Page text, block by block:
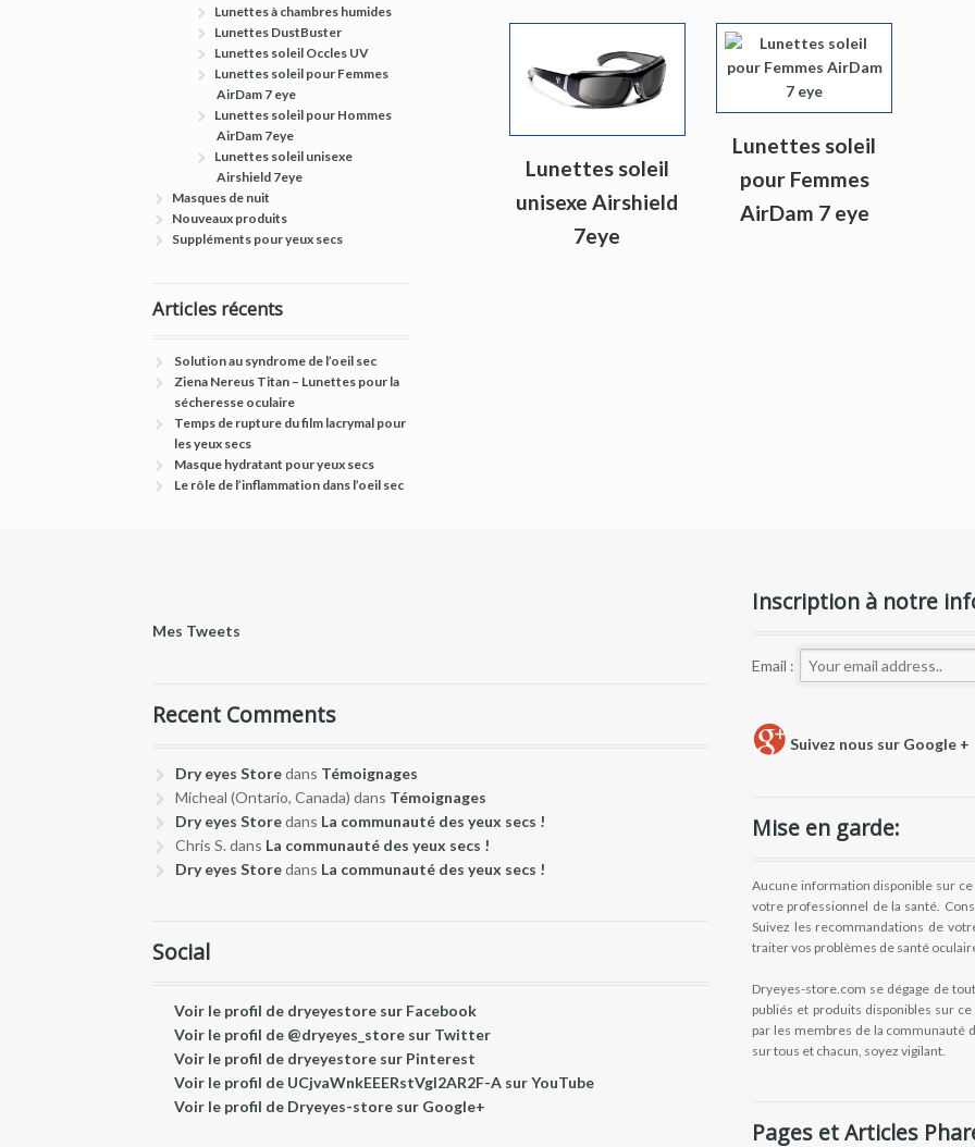
Lunettes soleil
unisexe Airshield
7eye
Lunettes soleil
pour Femmes
AirDam 7 eye
Lunettes à chambres humides
Lunettes DustBuster
Lunettes soleil Occles UV
Lunettes soleil pour Femmes
AirDam 7 eye
Lunettes soleil pour Hommes
AirDam 7eye
Lunettes soleil unisexe
Airshield 7eye
Masques de nuit
Nouveaux produits
Suppléments pour yeux secs
Articles récents
Solution au syndrome de l’oeil sec
Ziena Nereus Titan – Lunettes pour la
sécheresse oculaire
Temps de rupture du film lacrymal pour
les yeux secs
Masque hydratant pour yeux secs
Le rôle de l’inflammation dans l’oeil sec
Mes Tweets
Recent Comments
Dry eyes Storedans Témoignages
Micheal (Ontario, Canada) dans Témoignages
Dry eyes Storedans La communauté des yeux secs !
Chris S. dans La communauté des yeux secs !
Dry eyes Storedans La communauté des yeux secs !
Social
Voir le profil de dryeyestore sur Facebook
Voir le profil de @dryeyes_store sur Twitter
Voir le profil de dryeyestore sur Pinterest
Voir le profil de UCjvaWnkEEERstVgI2AR2F-A sur YouTube
Voir le profil de Dryeyes-store sur Google+
Inscription à notre
Email :
Suivez nous sur Google +
Mise en garde:
Aucune information disponible sur
votre professionnel de la santé.
Suivez les recommandations de
traiter vos problèmes de santé
Dryeyes-store.com se dégage de
publiés et produits disponibles sur
par les membres de la communauté
sur tous et chacun, soyez vigilant.
Pages et Articles